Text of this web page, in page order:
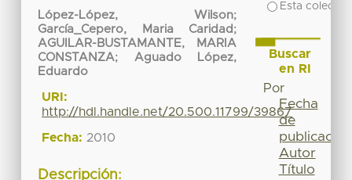
López-López, Wilson;
García_Cepero, Maria Caridad ;
AGUILAR-BUSTAMANTE, MARIA
CONSTANZA; Aguado López,
Eduardo
URI:
http://hdl.handle.net/20.500.11799/39867
Fecha: 2010
Descripción:
Esta
Buscar
en RI
Por
Fecha
de
publicación
Autor
Título